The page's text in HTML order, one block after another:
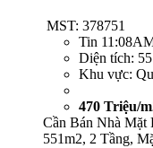
MST: 378751
Tin
Diện tích:
Khu vực:
470 Triệu/
Cần Bán Nhà Mặt
551m2, 2 Tầng,